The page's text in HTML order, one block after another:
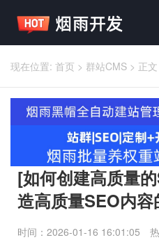
现在位置: 首页 > 群站CMS > 正文
[如何创建高质量
造高质量SEO内
时间：2026-01-16 16:01:05